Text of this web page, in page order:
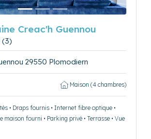
Creac'h Guennou
(3)
29550 Plomodiern
Maison (4 chambres)
• Draps fournis • Internet fibre optique •
maison fourni • Parking privé • Terrasse • Vue